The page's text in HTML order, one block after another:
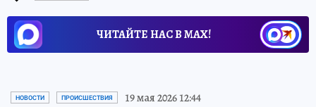
ЧИТАЙТЕ НАС В МАХ!
НОВОСТИ ПРОИСШЕСТВИЯ 19 мая 2026 12:44